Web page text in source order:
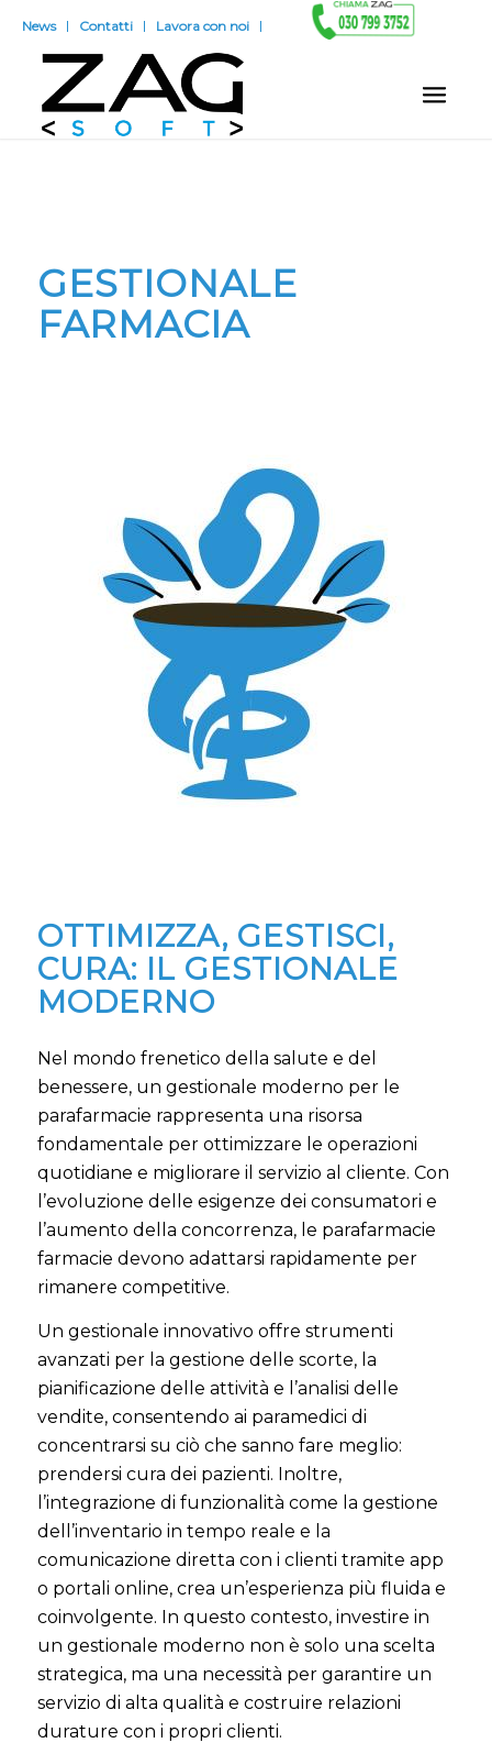
News Contatti Lavora con noi
GESTIONALE
FARMACIA
OTTIMIZZA, GESTISCI,
CURA: IL GESTIONALE
MODERNO
Nel mondo frenetico della salute e del
benessere, un gestionale moderno per le
parafarmacie rappresenta una risorsa
fondamentale per ottimizzare le operazioni
quotidiane e migliorare il servizio al cliente. Con
l’evoluzione delle esigenze dei consumatori e
l’aumento della concorrenza, le parafarmacie
farmacie devono adattarsi rapidamente per
rimanere competitive.
Un gestionale innovativo offre strumenti
avanzati per la gestione delle scorte, la
pianificazione delle attività e l’analisi delle
vendite, consentendo ai paramedici di
concentrarsi su ciò che sanno fare meglio:
prendersi cura dei pazienti. Inoltre,
l’integrazione di funzionalità come la gestione
dell’inventario in tempo reale e la
comunicazione diretta con i clienti tramite app
o portali online, crea un’esperienza più fluida e
coinvolgente. In questo contesto, investire in
un gestionale moderno non è solo una scelta
strategica, ma una necessità per garantire un
servizio di alta qualità e costruire relazioni
durature con i propri clienti.